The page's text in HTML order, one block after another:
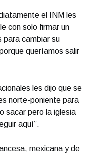
el INM les
con solo firmar un
para cambiar su
queríamos salir
les dijo que se
norte-poniente para
sacar pero la iglesia
aquí”.
mexicana y de